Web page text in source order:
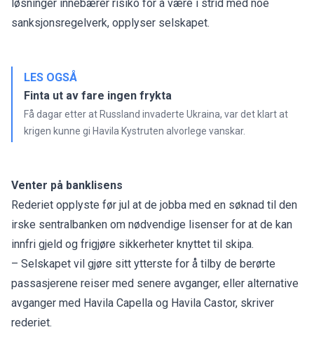
løsninger innebærer risiko for å være i strid med noe
sanksjonsregelverk, opplyser selskapet.
LES OGSÅ
Finta ut av fare ingen frykta
Få dagar etter at Russland invaderte Ukraina, var det klart at
krigen kunne gi Havila Kystruten alvorlege vanskar.
Venter på banklisens
Rederiet opplyste før jul at de jobba med en søknad til den
irske sentralbanken om nødvendige lisenser for at de kan
innfri gjeld og frigjøre sikkerheter knyttet til skipa.
– Selskapet vil gjøre sitt ytterste for å tilby de berørte
passasjerene reiser med senere avganger, eller alternative
avganger med Havila Capella og Havila Castor, skriver
rederiet.